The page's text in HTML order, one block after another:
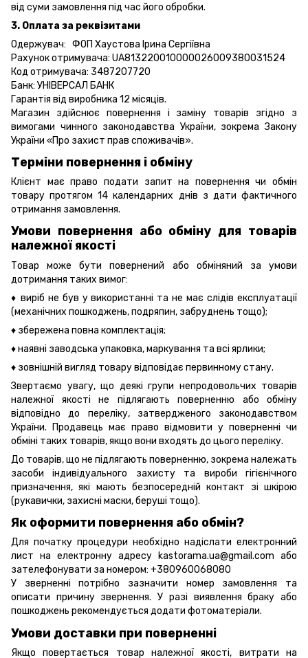
від суми замовлення під час його обробки.
3. Оплата за реквізитами
Одержувач: ФОП Хаустова Ірина Сергіївна
Рахунок отримувача: UA813220010000026009380031524
Код отримувача: 3487207720
Банк: УНІВЕРСАЛ БАНК
Гарантія від виробника 12 місяців.
Магазин здійснює повернення і заміну товарів згідно з
вимогами чинного законодавства України, зокремаЗакону
України «Про захист прав споживачів».
Терміни повернення і обміну
Клієнт має право подати запит на повернення чи обмін
товару протягом 14 календарних днів з дати фактичного
отримання замовлення.
Умови повернення або обміну для товарів
належної якості
Товар може бути повернений або обміняний за умови
дотримання таких вимог:
♦ виріб не був у використанні та не має слідів експлуатації
(механічних пошкоджень, подряпин, забруднень тощо);
♦ збережена повна комплектація;
♦ наявні заводська упаковка, маркування та всі ярлики;
♦ зовнішній вигляд товару відповідає первинному стану.
Звертаємо увагу, що деякі групи непродовольчих товарів
належної якості не підлягають поверненню або обміну
відповідно до переліку, затвердженого законодавством
України. Продавець має право відмовити у поверненні чи
обміні таких товарів, якщо вони входять до цього переліку.
До товарів, що не підлягають поверненню, зокрема належать
засоби індивідуального захисту та вироби гігієнічного
призначення, які мають безпосередній контакт зі шкірою
(рукавички, захисні маски, беруші тощо).
Як оформити повернення або обмін?
Для початку процедури необхідно надіслати електронний
лист на електронну адресу kastorama.ua@gmail.com або
зателефонувати за номером: +380960068080
У зверненні потрібно зазначити номер замовлення та
описати причину звернення. У разі виявлення браку або
пошкоджень рекомендується додати фотоматеріали.
Умови доставки при поверненні
Якщо повертається товар належної якості, витрати на